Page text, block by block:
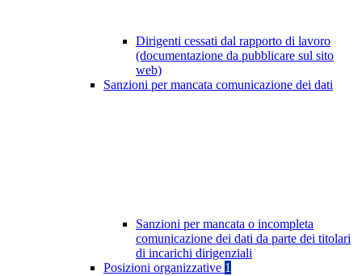
Dirigenti cessati dal rapporto di lavoro
(documentazione da pubblicare sul sito
web)
Sanzioni per mancata comunicazione dei dati
Sanzioni per mancata o incompleta
comunicazione dei dati da parte dei titolari
di incarichi dirigenziali
Posizioni organizzative 1